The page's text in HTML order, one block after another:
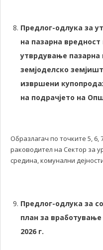
Предлог-одлука за
на пазарна
утврдување
земјоделско
извршени
на подрачјето на
Образлагач по точките 5, 6,
раководител на Сектор за
средина, комунални
Предлог-одлука за
план за
2026 г.